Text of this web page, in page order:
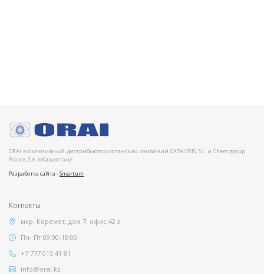
ORAI эксклюзивный дистрибьютор испанских компаний CATALYSIS, S.L. и Chemigroup
France, S.A. в Казахстане
Разработка сайта -Smartum
Контакты
мкр. Керемет, дом 7, офис 42 а
Пн- Пт 09:00-18:00
+7 777 015 41 81
info@orai.kz